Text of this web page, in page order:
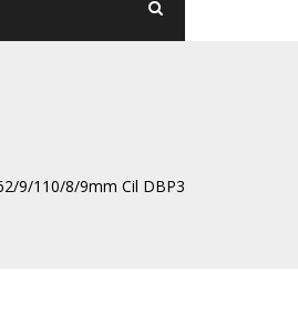
9/110/8/9mm Cil DBP3